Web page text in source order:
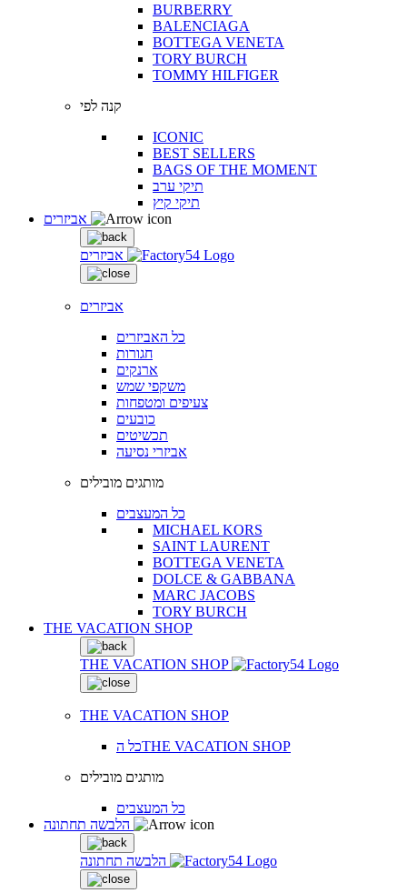
BURBERRY
BALENCIAGA
BOTTEGA VENETA
TORY BURCH
TOMMY HILFIGER
קנה לפי
ICONIC
BEST SELLERS
BAGS OF THE MOMENT
תיקי ערב
תיקי קיץ
אביזרים
אביזרים
כל האביזרים
חגורות
ארנקים
משקפי שמש
צעיפים ומטפחות
כובעים
תכשיטים
אביזרי נסיעה
מותגים מובילים
כל המעצבים
MICHAEL KORS
SAINT LAURENT
BOTTEGA VENETA
DOLCE & GABBANA
MARC JACOBS
TORY BURCH
THE VACATION SHOP
THE VACATION SHOP
THE VACATION SHOP
כל הTHE VACATION SHOP
מותגים מובילים
כל המעצבים
הלבשה תחתונה